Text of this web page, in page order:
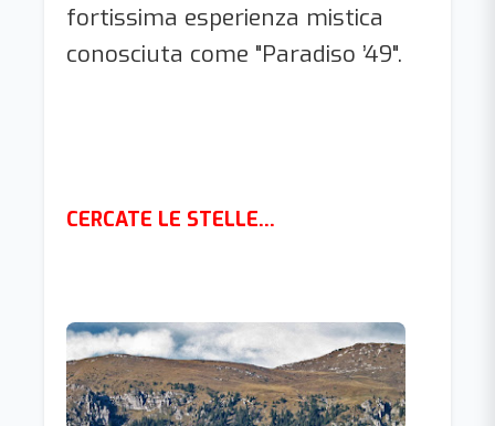
fortissima esperienza mistica
conosciuta come "Paradiso ’49".
CERCATE LE STELLE...